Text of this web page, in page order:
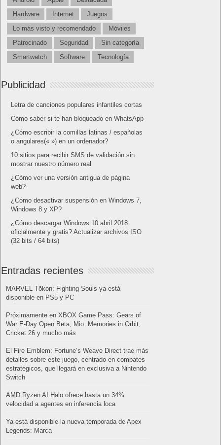
Hardware
Internet
Juegos
Lo más visto y recomendado
Móviles
Patrocinado
Seguridad
Sin categoría
Smartwatch
Software Tecnología
Publicidad
Letra de canciones populares infantiles cortas
Cómo saber si te han bloqueado en WhatsApp
¿Cómo escribir la comillas latinas / españolas
o angulares(« ») en un ordenador?
10 sitios para recibir SMS de validación sin
mostrar nuestro número real
¿Cómo ver una versión antigua de página
web?
¿Cómo desactivar suspensión en Windows 7,
Windows 8 y XP?
¿Cómo descargar Windows 10 abril 2018
oficialmente y gratis? Actualizar archivos ISO
(32 bits / 64 bits)
Entradas recientes
MARVEL Tōkon: Fighting Souls ya está
disponible en PS5 y PC
Próximamente en XBOX Game Pass: Gears of
War E-Day Open Beta, Mio: Memories in Orbit,
Cricket 26 y mucho más
El Fire Emblem: Fortune’s Weave Direct trae más
detalles sobre este juego, centrado en combates
estratégicos, que llegará en exclusiva a Nintendo
Switch
AMD Ryzen AI Halo ofrece hasta un 34%
velocidad a agentes en inferencia loca
Ya está disponible la nueva temporada de Apex
Legends: Marca